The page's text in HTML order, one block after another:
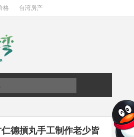
格 台湾房产
德摃丸手工制作老少皆